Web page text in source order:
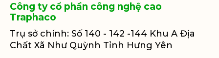
Công ty cổ phần công nghệ cao
Traphaco
Trụ sở chính: Số 140 - 142 -144 Khu A Địa
Chất Xã Như Quỳnh Tỉnh Hưng Yên